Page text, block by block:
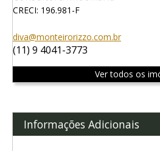
CRECI: 196.981-F
diva@monteirorizzo.com.br
(11) 9 4041-3773
Ver todos os
Informações Adicionais